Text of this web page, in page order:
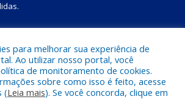
a Câmara Municipal de Dom Eliseu.
para melhorar sua experiência de
Ao utilizar nosso portal, você
de monitoramento de cookies.
sobre como isso é feito, acesse
(Leia mais). Se você concorda, clique em